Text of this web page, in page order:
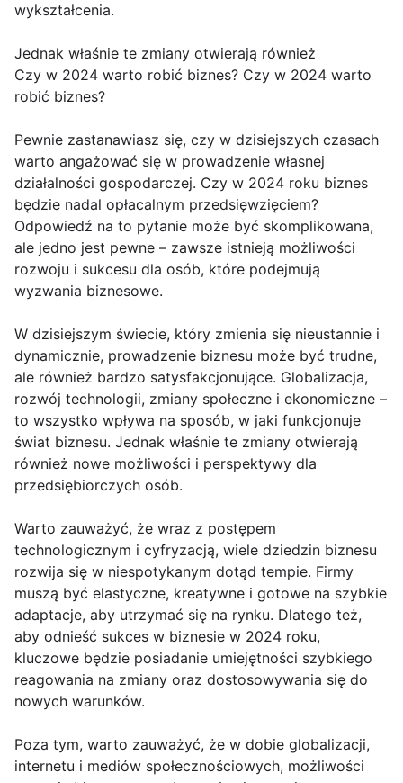
wykształcenia.
Jednak właśnie te zmiany otwierają również
Czy w 2024 warto robić biznes? Czy w 2024 warto
robić biznes?
Pewnie zastanawiasz się, czy w dzisiejszych czasach
warto angażować się w prowadzenie własnej
działalności gospodarczej. Czy w 2024 roku biznes
będzie nadal opłacalnym przedsięwzięciem?
Odpowiedź na to pytanie może być skomplikowana,
ale jedno jest pewne – zawsze istnieją możliwości
rozwoju i sukcesu dla osób, które podejmują
wyzwania biznesowe.
W dzisiejszym świecie, który zmienia się nieustannie i
dynamicznie, prowadzenie biznesu może być trudne,
ale również bardzo satysfakcjonujące. Globalizacja,
rozwój technologii, zmiany społeczne i ekonomiczne –
to wszystko wpływa na sposób, w jaki funkcjonuje
świat biznesu. Jednak właśnie te zmiany otwierają
również nowe możliwości i perspektywy dla
przedsiębiorczych osób.
Warto zauważyć, że wraz z postępem
technologicznym i cyfryzacją, wiele dziedzin biznesu
rozwija się w niespotykanym dotąd tempie. Firmy
muszą być elastyczne, kreatywne i gotowe na szybkie
adaptacje, aby utrzymać się na rynku. Dlatego też,
aby odnieść sukces w biznesie w 2024 roku,
kluczowe będzie posiadanie umiejętności szybkiego
reagowania na zmiany oraz dostosowywania się do
nowych warunków.
Poza tym, warto zauważyć, że w dobie globalizacji,
internetu i mediów społecznościowych, możliwości